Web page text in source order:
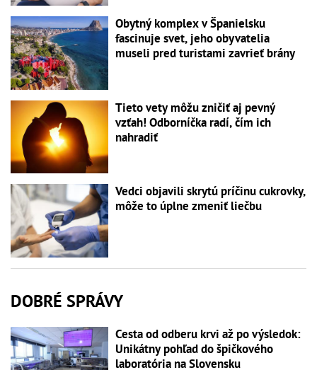
Obytný komplex v Španielsku
fascinuje svet, jeho obyvatelia
museli pred turistami zavrieť brány
Tieto vety môžu zničiť aj pevný
vzťah! Odborníčka radí, čím ich
nahradiť
Vedci objavili skrytú príčinu cukrovky,
môže to úplne zmeniť liečbu
DOBRÉ SPRÁVY
Cesta od odberu krvi až po výsledok:
Unikátny pohľad do špičkového
laboratória na Slovensku